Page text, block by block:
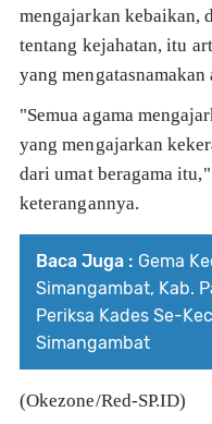
mengajarkan kebaikan,
tentang kejahatan, itu
yang mengatasnamakan
"Semua agama
yang mengajarkan
dari umat beragama
keterangannya.
Baca Juga : Gema
Simangambat, Kab.
Periksa Kades Se-
Simangambat
(Okezone/Red-SP.ID)